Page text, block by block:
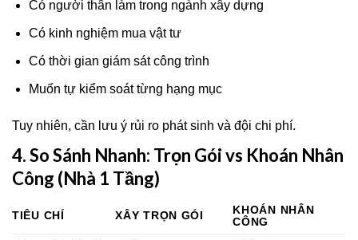
Có người thân làm trong ngành xây dựng
Có kinh nghiệm mua vật tư
Có thời gian giám sát công trình
Muốn tự kiểm soát từng hạng mục
Tuy nhiên, cần lưu ý rủi ro phát sinh và đội chi phí.
4. So Sánh Nhanh: Trọn Gói vs Khoán Nhân
Công (Nhà 1 Tầng)
TIÊU CHÍ XÂY TRỌN GÓI
KHOÁN NHÂN
CÔNG